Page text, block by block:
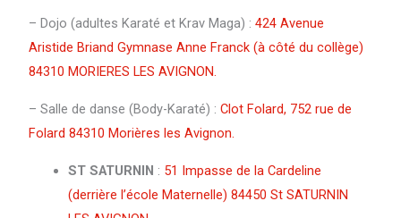
– Dojo (adultes Karaté et Krav Maga) :424 Avenue
Aristide Briand Gymnase Anne Franck (à côté du collège)
84310 MORIERES LES AVIGNON.
– Salle de danse (Body-Karaté) :Clot Folard, 752 rue de
Folard 84310 Morières les Avignon.
ST SATURNIN : 51 Impasse de la Cardeline
(derrière l’école Maternelle) 84450 St SATURNIN